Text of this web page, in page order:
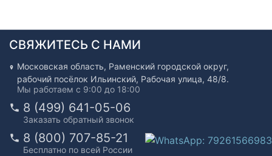
СВЯЖИТЕСЬ С НАМИ
Московская область, Раменский городской округ,
рабочий посёлок Ильинский, Рабочая улица, 48/8.
Мы работаем с 9:00 до 18:00
8 (499) 641-05-06
Заказать обратный звонок
8 (800) 707-85-21
Бесплатно по всей России